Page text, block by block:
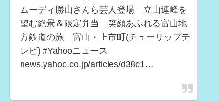
ムーディ勝山さんら芸人登場 立山連峰を
望む絶景＆限定弁当 笑顔あふれる富山地
方鉄道の旅 富山・上市町(チューリップテ
レビ) #Yahooニュース
news.yahoo.co.jp/articles/d38c1…